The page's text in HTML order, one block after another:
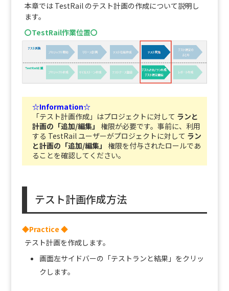
本章では TestRail のテスト計画の作成について説明し
ます。
〇TestRail作業位置〇
☆Information☆
「テスト計画作成」はプロジェクトに対して ランと
計画の「追加/編集」
権限が必要です。事前に、利用
する TestRail ユーザーがプロジェクトに対して ラン
と計画の「追加/編集」
権限を付与されたロールであ
ることを確認してください。
テスト計画作成方法
◆Practice ◆
テスト計画を作成します。
画面左サイドバーの「テストランと結果」をクリッ
クします。